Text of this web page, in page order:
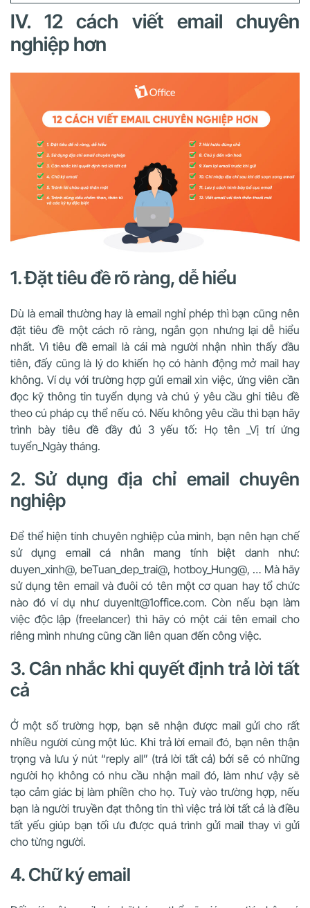
IV. 12 cách viết email chuyên
nghiệp hơn
1. Đặt tiêu đề rõ ràng, dễ hiểu
Dù là email thường hay là email nghỉ phép thì bạn cũng nên
đặt tiêu đề một cách rõ ràng, ngắn gọn nhưng lại dễ hiểu
nhất. Vì tiêu đề email là cái mà người nhận nhìn thấy đầu
tiên, đấy cũng là lý do khiến họ có hành động mở mail hay
không. Ví dụ với trường hợp gửi email xin việc, ứng viên cần
đọc kỹ thông tin tuyển dụng và chú ý yêu cầu ghi tiêu đề
theo cú pháp cụ thể nếu có. Nếu không yêu cầu thì bạn hãy
trình bày tiêu đề đầy đủ 3 yếu tố: Họ tên _Vị trí ứng
tuyển_Ngày tháng.
2. Sử dụng địa chỉ email chuyên
nghiệp
Để thể hiện tính chuyên nghiệp của mình, bạn nên hạn chế
sử dụng email cá nhân mang tính biệt danh như:
duyen_xinh@, beTuan_dep_trai@, hotboy_Hung@, … Mà hãy
sử dụng tên email và đuôi có tên một cơ quan hay tổ chức
nào đó ví dụ như duyenlt@1office.com. Còn nếu bạn làm
việc độc lập (freelancer) thì hãy có một cái tên email cho
riêng mình nhưng cũng cần liên quan đến công việc.
3. Cân nhắc khi quyết định trả lời tất
cả
Ở một số trường hợp, bạn sẽ nhận được mail gửi cho rất
nhiều người cùng một lúc. Khi trả lời email đó, bạn nên thận
trọng và lưu ý nút “reply all” (trả lời tất cả) bởi sẽ có những
người họ không có nhu cầu nhận mail đó, làm như vậy sẽ
tạo cảm giác bị làm phiền cho họ. Tuỳ vào trường hợp, nếu
bạn là người truyền đạt thông tin thì việc trả lời tất cả là điều
tất yếu giúp bạn tối ưu được quá trình gửi mail thay vì gửi
cho từng người.
4. Chữ ký email